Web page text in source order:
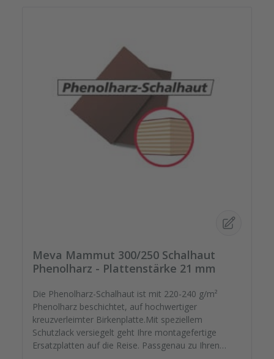
Meva Mammut 300/250 Schalhaut
Phenolharz - Plattenstärke 21 mm
Die Phenolharz-Schalhaut ist mit 220-240 g/m²
Phenolharz beschichtet, auf hochwertiger
kreuzverleimter Birkenplatte.Mit speziellem
Schutzlack versiegelt geht Ihre montagefertige
Ersatzplatten auf die Reise. Passgenau zu Ihren